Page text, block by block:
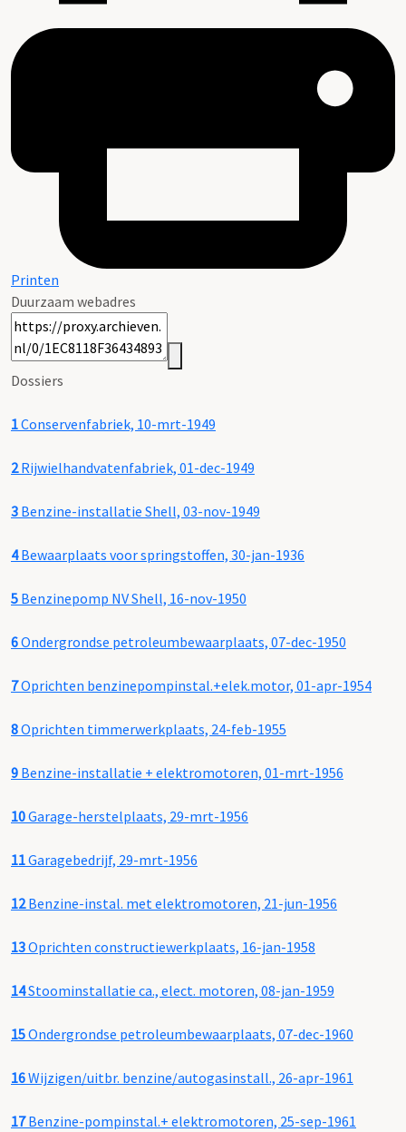
Printen
Duurzaam webadres
Dossiers
1Conservenfabriek, 10-mrt-1949
2Rijwielhandvatenfabriek, 01-dec-1949
3 Benzine-installatie Shell, 03-nov-1949
4Bewaarplaats voor springstoffen, 30-jan-1936
5 Benzinepomp NV Shell, 16-nov-1950
6Ondergrondse petroleumbewaarplaats, 07-dec-1950
7Oprichten benzinepompinstal.+elek.motor, 01-apr-1954
8Oprichten timmerwerkplaats, 24-feb-1955
9 Benzine-installatie + elektromotoren, 01-mrt-1956
10Garage-herstelplaats, 29-mrt-1956
11Garagebedrijf, 29-mrt-1956
12Benzine-instal. met elektromotoren, 21-jun-1956
13Oprichten constructiewerkplaats, 16-jan-1958
14Stoominstallatie ca., elect. motoren, 08-jan-1959
15Ondergrondse petroleumbewaarplaats, 07-dec-1960
16Wijzigen/uitbr. benzine/autogasinstall., 26-apr-1961
17Benzine-pompinstal.+ elektromotoren, 25-sep-1961